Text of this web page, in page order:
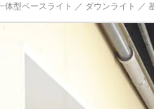
型ベースライト ／ ダウンライト ／